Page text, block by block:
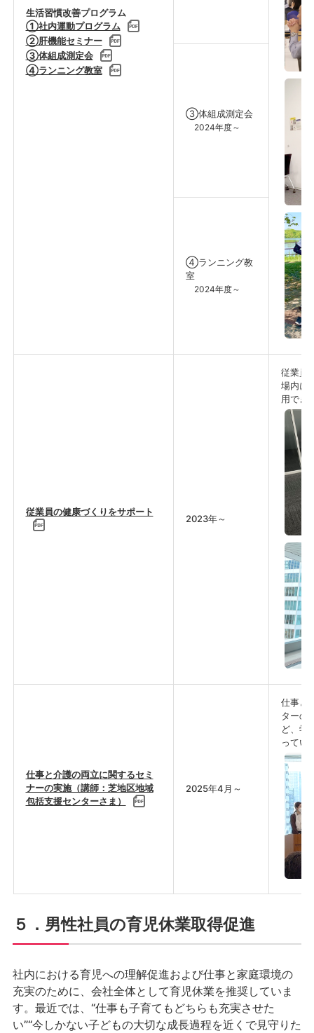
生活習慣改善プログラム
①社内運動プログラム
②肝機能セミナー
③体組成測定会
④ランニング教室
③体組成測定会
2024年度～
④ランニング教
室
2024年度～
従業員の健康づくりをサポート
2023年～
従業員
場内に
用でき
仕事と介護の両立に関するセミ
ナーの実施（講師：芝地区地域
包括支援センターさま）
2025年4月～
仕事と
ターの
ど、学
ってい
５．男性社員の育児休業取得促進
社内における育児への理解促進および仕事と家庭環境の
充実のために、会社全体として育児休業を推奨していま
す。最近では、“仕事も子育てもどちらも充実させた
い”“今しかない子どもの大切な成長過程を近くで見守りた